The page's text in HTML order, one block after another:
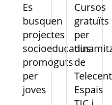
Es
busquen
projectes
socioeducatius
promoguts
per
joves
Cursos
gratuïts
per
de
Espais